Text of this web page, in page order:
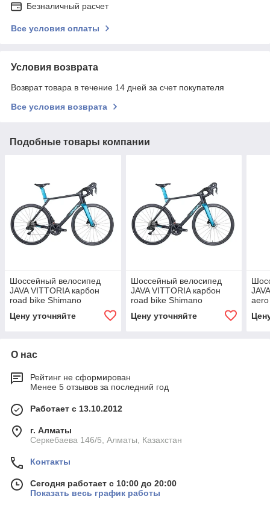
Безналичный расчет
Все условия оплаты
Условия возврата
Возврат товара в течение 14 дней за счет покупателя
Все условия возврата
Подобные товары компании
Шоссейный велосипед
JAVA VITTORIA карбон
road bike Shimano
гидравлические дисковые
тормоза 700C
Цену уточняйте
Шоссейный велосипед
JAVA VITTORIA карбон
road bike Shimano
гидравлические дисковые
тормоза 700C
Цену уточняйте
О нас
Рейтинг не сформирован
Менее 5 отзывов за последний год
Работает с 13.10.2012
г. Алматы
Серкебаева 146/5, Алматы, Казахстан
Контакты
Сегодня работает с 10:00 до 20:00
Показать весь график работы